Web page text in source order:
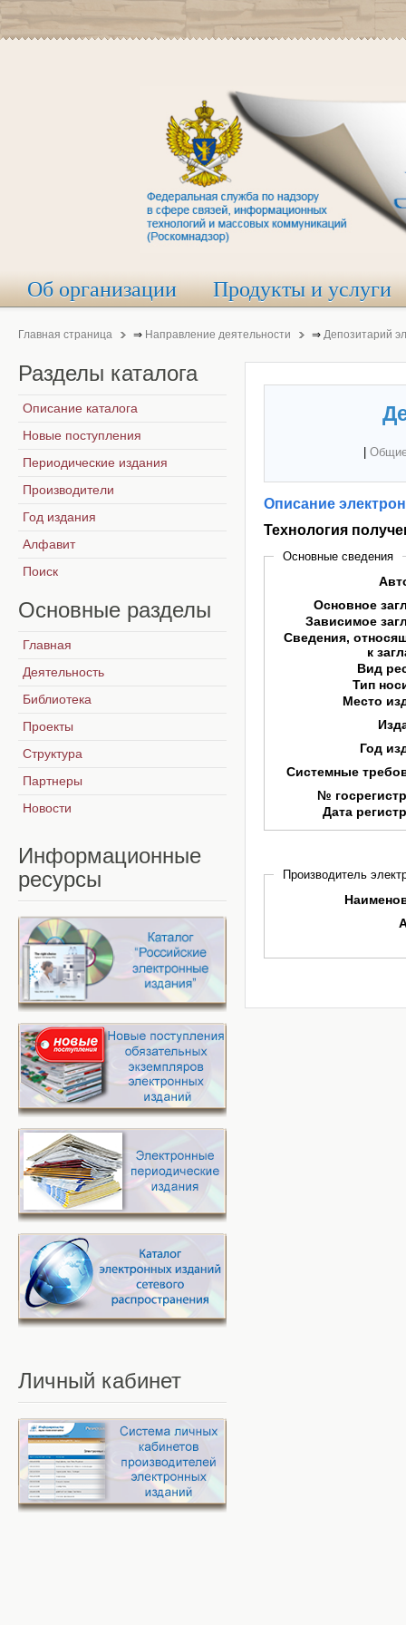
Об организации Продукты и услуги
Главная страница ⇒ Направление деятельности ⇒ Депозитарий
Описание
Технология
Основные сведения
Основное
Зависимое
Сведения,
к
Вид
Тип
Место
Год
Системные
№
Дата
Производитель
Разделы каталога
Описание каталога
Новые поступления
Периодические издания
Производители
Год издания
Алфавит
Поиск
Основные разделы
Главная
Деятельность
Библиотека
Проекты
Структура
Партнеры
Новости
Информационные
ресурсы
Личный кабинет